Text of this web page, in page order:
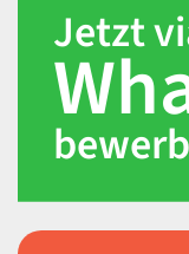
Jetzt